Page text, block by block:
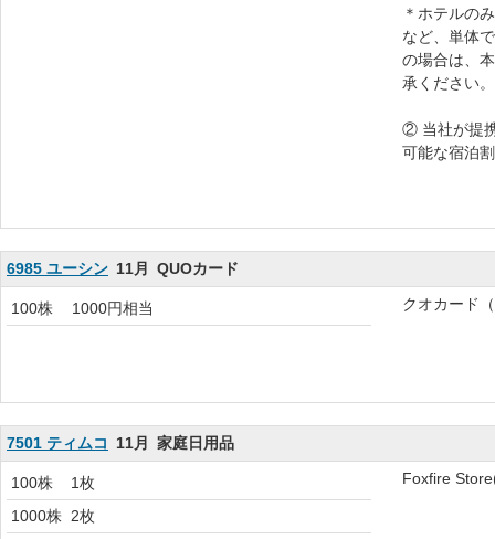
＊ホテルの
など、単体
の場合は、
承ください。
② 当社が提
可能な宿泊
6985 ユーシン 11月 QUOカード
100株 1000円相当 クオカード
7501 ティムコ 11月 家庭日用品
100株
1枚
1000株 2枚
Foxfire